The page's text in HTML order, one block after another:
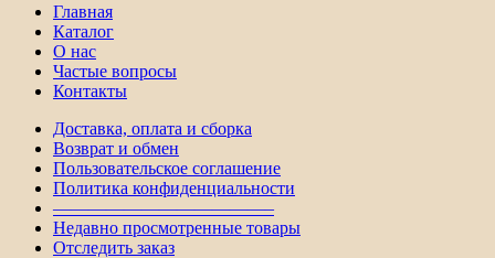
Главная
Каталог
О нас
Частые вопросы
Контакты
Доставка, оплата и сборка
Возврат и обмен
Пользовательское соглашение
Политика конфиденциальности
————————————–
Недавно просмотренные товары
Отследить заказ